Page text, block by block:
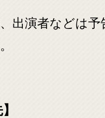
出演者などは